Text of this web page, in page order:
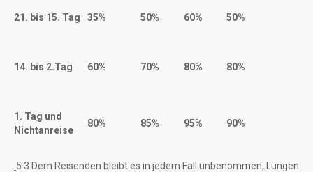
21. bis 15. Tag 35% 50% 60% 50%
14. bis 2.Tag 60% 70% 80% 80%
1. Tag und
Nichtanreise
80% 85% 95% 90%
5.3 Dem Reisenden bleibt es in jedem Fall unbenommen, Lüngen